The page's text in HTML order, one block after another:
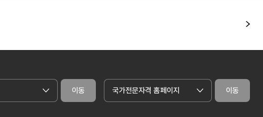
이동 국가전문자격 홈페이지 이동